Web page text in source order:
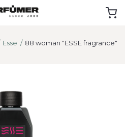
Esse 88 woman "ESSE fragrance"